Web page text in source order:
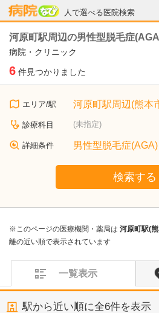
人で選べる医院検索
病院なび
河原町駅周辺の男性型脱毛症
病院・クリニック
6 件見つかりました
エリア/駅 河原町駅周辺(熊本
診療科目 (未指定)
詳細条件 男性型脱毛症(AGA)
検索する
※このページの医療機関・薬局は 河原町駅(
離の近い順で表示されています
一覧表示
駅から近い順に全6件を表示